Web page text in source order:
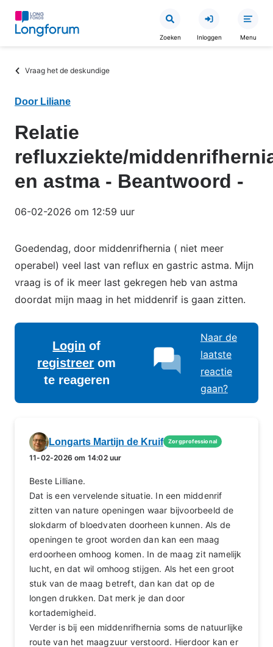
Overslaan
inhoud
Zoeken Inloggen Menu
Kruimelpad
Vraag het de deskundige
Door Liliane
Relatie
refluxziekte/
en astma - Beantwoord -
06-02-2026 om 12:59 uur
Goedendag, door middenrifhernia ( niet meer
operabel) veel last van reflux en gastric astma. Mijn
vraag is of ik meer last gekregen heb van astma
doordat mijn maag in het middenrif is gaan zitten.
Login of
registreer om
te reageren
Naar de
laatste
reactie
gaan?
Longarts Martijn de Kruif Zorgprofessional
11-02-2026 om 14:02 uur
Beste Lilliane.
Dat is een vervelende situatie. In een middenrif
zitten van nature openingen waar bijvoorbeeld de
slokdarm of bloedvaten doorheen kunnen. Als de
openingen te groot worden dan kan een maag
erdoorheen omhoog komen. In de maag zit namelijk
lucht, en dat wil omhoog stijgen. Als het een groot
stuk van de maag betreft, dan kan dat op de
longen drukken. Dat merk je dan door
kortademigheid.
Verder is bij een middenrifhernia soms de natuurlijke
route van het maagzuur verstoord. Hierdoor kan er